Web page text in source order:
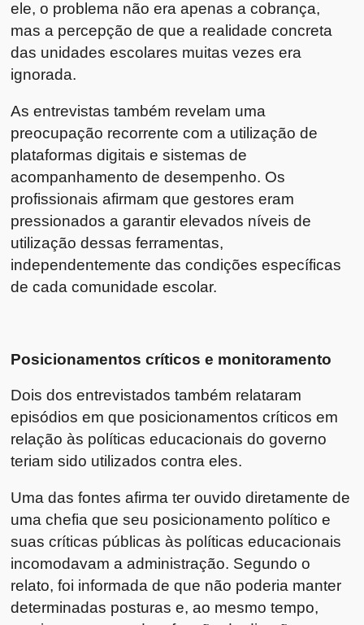
ele, o problema não era apenas a cobrança,
mas a percepção de que a realidade concreta
das unidades escolares muitas vezes era
ignorada.
As entrevistas também revelam uma
preocupação recorrente com a utilização de
plataformas digitais e sistemas de
acompanhamento de desempenho. Os
profissionais afirmam que gestores eram
pressionados a garantir elevados níveis de
utilização dessas ferramentas,
independentemente das condições específicas
de cada comunidade escolar.
Posicionamentos críticos e monitoramento
Dois dos entrevistados também relataram
episódios em que posicionamentos críticos em
relação às políticas educacionais do governo
teriam sido utilizados contra eles.
Uma das fontes afirma ter ouvido diretamente de
uma chefia que seu posicionamento político e
suas críticas públicas às políticas educacionais
incomodavam a administração. Segundo o
relato, foi informada de que não poderia manter
determinadas posturas e, ao mesmo tempo,